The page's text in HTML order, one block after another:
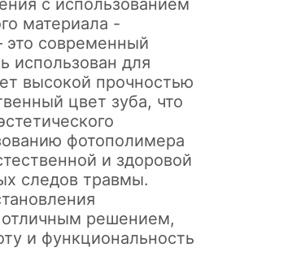
с использованием
материала -
современный
использован для
высокой прочностью
цвет зуба, что
фотополимера
и здоровой
следов травмы.
отличным решением,
и функциональность